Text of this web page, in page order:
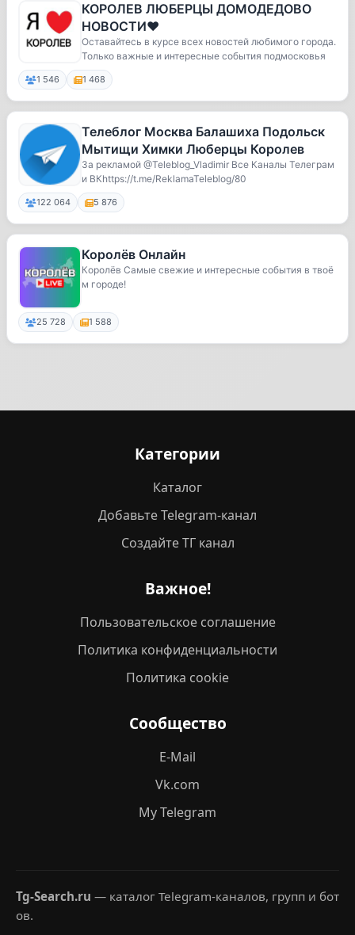
КОРОЛЕВ ЛЮБЕРЦЫ ДОМОДЕДОВО
НОВОСТИ❤️
Оставайтесь в курсе всех новостей любимого города.
Только важные и интересные события подмосковья
1 546 1 468
Телеблог Москва Балашиха Подольск
Мытищи Химки Люберцы Королев
За рекламой @Teleblog_Vladimir Все Каналы Телеграм
и ВКhttps://t.me/ReklamaTeleblog/80
122 064 5 876
Королёв Онлайн
Королёв Самые свежие и интересные события в твоё
м городе!
25 728 1 588
Категории
Каталог
Добавьте Telegram-канал
Создайте ТГ канал
Важное!
Пользовательское соглашение
Политика конфиденциальности
Политика cookie
Сообщество
E-Mail
Vk.com
My Telegram
Tg-Search.ru — каталог Telegram-каналов, групп и бот
ов.